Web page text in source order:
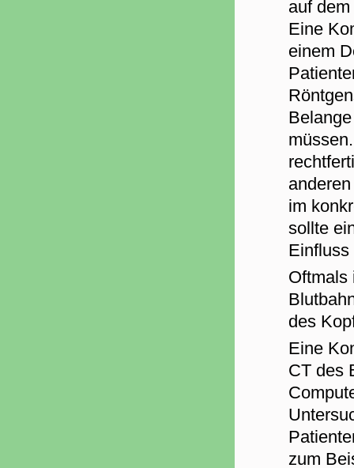
auf
Eine
einem
im
sollte
Einfluss
Oftmals
des
Eine
CT des
zum